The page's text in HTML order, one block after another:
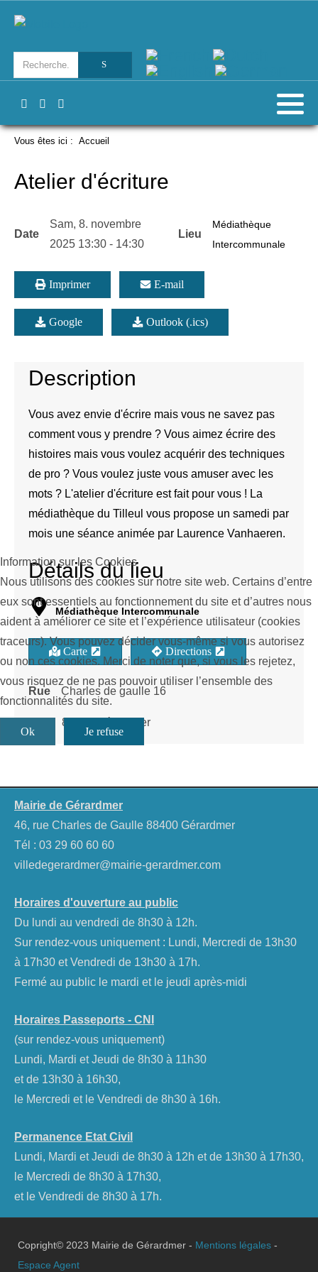
Vous êtes ici : Accueil
Atelier d'écriture
Date
Sam, 8. novembre
2025 13:30 - 14:30
Lieu
Médiathèque
Intercommunale
Imprimer E-mail
Google Outlook (.ics)
Description
Vous avez envie d'écrire mais vous ne savez pas
comment vous y prendre ? Vous aimez écrire des
histoires mais vous voulez acquérir des techniques
de pro ? Vous voulez juste vous amuser avec les
mots ? L'atelier d'écriture est fait pour vous ! La
médiathèque du Tilleul vous propose un samedi par
mois une séance animée par Laurence Vanhaeren.
Détails du lieu
Médiathèque Intercommunale
Carte Directions
Rue Charles de gaulle 16
88400 Gérardmer
Mairie de Gérardmer
46, rue Charles de Gaulle 88400 Gérardmer
Tél : 03 29 60 60 60
villedegerardmer@mairie-gerardmer.com
Horaires d'ouverture au public
Du lundi au vendredi de 8h30 à 12h.
Sur rendez-vous uniquement : Lundi, Mercredi de 13h30
à 17h30 et Vendredi de 13h30 à 17h.
Fermé au public le mardi et le jeudi après-midi
Horaires Passeports - CNI
(sur rendez-vous uniquement)
Lundi, Mardi et Jeudi de 8h30 à 11h30
et de 13h30 à 16h30,
le Mercredi et le Vendredi de 8h30 à 16h.
Permanence Etat Civil
Lundi, Mardi et Jeudi de 8h30 à 12h et de 13h30 à 17h30,
le Mercredi de 8h30 à 17h30,
et le Vendredi de 8h30 à 17h.
Copright© 2023 Mairie de Gérardmer - Mentions légales -
Espace Agent
Information sur les Cookies
Nous utilisons des cookies sur notre site web. Certains d’entre
eux sont essentiels au fonctionnement du site et d’autres nous
aident à améliorer ce site et l’expérience utilisateur (cookies
traceurs). Vous pouvez décider vous-même si vous autorisez
ou non ces cookies. Merci de noter que, si vous les rejetez,
vous risquez de ne pas pouvoir utiliser l’ensemble des
fonctionnalités du site.
Ok Je refuse